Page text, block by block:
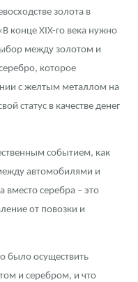
золота в
конце XIX-го века нужно
между золотом и
которое
с желтым металлом на
статус в качестве денег
событием, как
автомобилями и
вместо серебра – это
от повозки и
было осуществить
и серебром, и что